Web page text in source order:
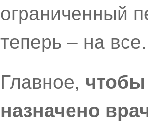
ограниченный
теперь – на все.
Главное,
назначено